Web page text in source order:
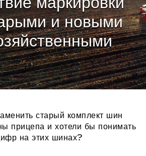
и новыми
старый комплект шин
прицепа и хотели бы понимать
на этих шинах?